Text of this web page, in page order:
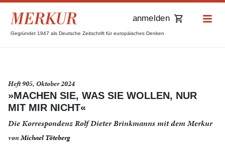
Gegründet 1947 als Deutsche Zeitschrift für europäisches Denken
anmelden
Heft 905, Oktober 2024
»MACHEN SIE, WAS SIE WOLLEN, NUR
MIT MIR NICHT«
Die Korrespondenz Rolf Dieter Brinkmanns mit dem Merkur
vonMichael Töteberg